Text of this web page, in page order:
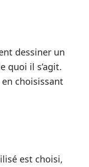
dessiner un
quoi il s’agit.
choisissant
est choisi,